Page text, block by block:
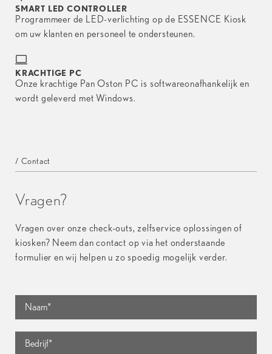
SMART LED CONTROLLER
Programmeer de LED-verlichting op de ESSENCE Kiosk
om uw klanten en personeel te ondersteunen.
KRACHTIGE PC
Onze krachtige Pan Oston PC is softwareonafhankelijk en
wordt geleverd met Windows.
/ Contact
Vragen?
Vragen over onze check-outs, zelfservice oplossingen of
kiosken? Neem dan contact op via het onderstaande
formulier en wij helpen u zo spoedig mogelijk verder.